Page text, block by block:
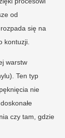
od
się na
kontuzji.
warstw
Ten typ
nie
czy tam, gdzie